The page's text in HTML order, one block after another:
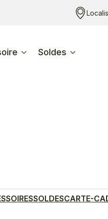
Soldes
SOLDESCARTE-